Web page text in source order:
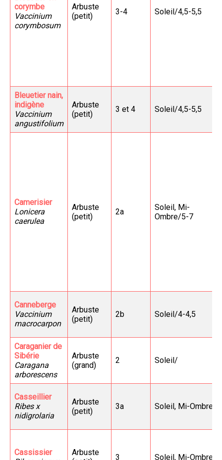
corymbe
Vaccinium
corymbosum
Arbuste
(petit)
3-4 Soleil/4,5-5,5
Bleuetier nain,
indigène
Vaccinium
angustifolium
Arbuste
(petit)
3 et 4 Soleil/4,5-5,5
Camerisier
Lonicera
caerulea
Arbuste
(petit)
2a
Soleil, Mi-
Ombre/5-7
Canneberge
Vaccinium
macrocarpon
Arbuste
(petit)
2b Soleil/4-4,5
Caraganier de
Sibérie
Caragana
arborescens
Arbuste
(grand)
2 Soleil/
Casseillier
Ribes x
nidigrolaria
Arbuste
(petit)
3a Soleil, Mi-Ombre/
Cassissier
Arbuste
3 Soleil, Mi-Ombre/